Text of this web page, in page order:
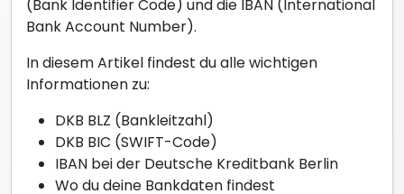
(Bank Identifier Code) und die IBAN (International
Bank Account Number).
In diesem Artikel findest du alle wichtigen
Informationen zu:
DKB BLZ (Bankleitzahl)
DKB BIC (SWIFT-Code)
IBAN bei der Deutsche Kreditbank Berlin
Wo du deine Bankdaten findest